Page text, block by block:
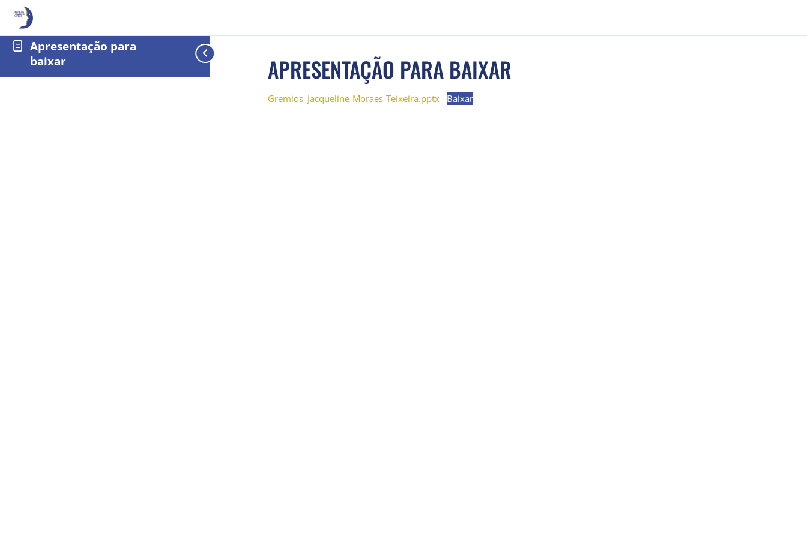
Apresentação para
baixar
APRESENTAÇÃO PARA BAIXAR
Gremios_Jacqueline-Moraes-Teixeira.pptx Baixar